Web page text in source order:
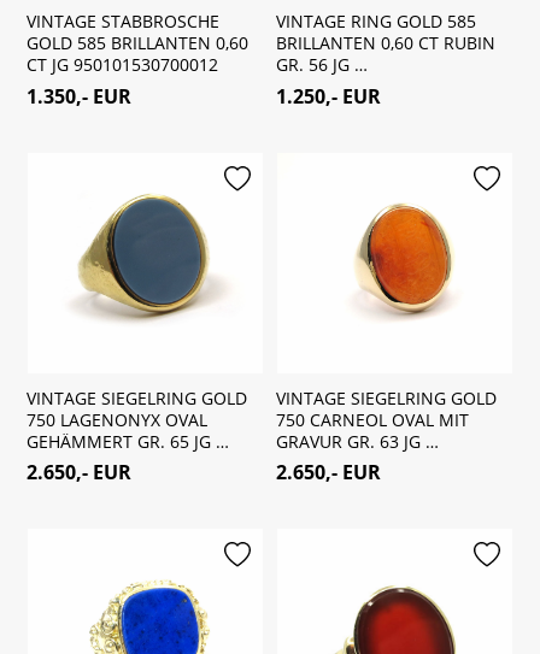
VINTAGE STABBROSCHE
GOLD 585 BRILLANTEN 0,60
CT JG 950101530700012
1.350,- EUR
VINTAGE RING GOLD 585
BRILLANTEN 0,60 CT RUBIN
GR. 56 JG …
1.250,- EUR
merken
VINTAGE SIEGELRING GOLD
750 LAGENONYX OVAL
GEHÄMMERT GR. 65 JG …
2.650,- EUR
merken
VINTAGE SIEGELRING GOLD
750 CARNEOL OVAL MIT
GRAVUR GR. 63 JG …
2.650,- EUR
merken merken